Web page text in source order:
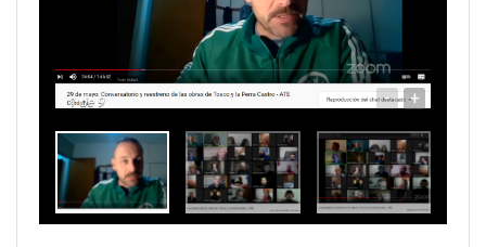
1de 9 - +